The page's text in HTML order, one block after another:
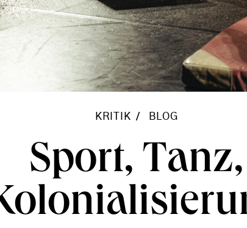
KRITIK BLOG
Sport, Tanz,